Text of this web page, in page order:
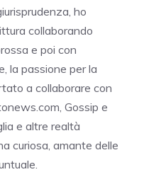
ho
collaborando
e poi con
la passione per la
a collaborare con
Gossip e
e altre realtà
curiosa, amante delle